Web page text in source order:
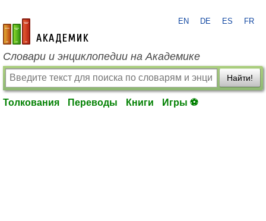
academic.ru
EN DE ES FR
Словари и энциклопедии на Академике
Найти!
Толкования Переводы Книги Игры ⚽